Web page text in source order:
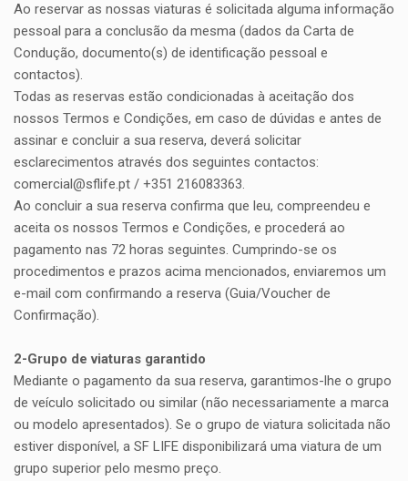
Ao reservar as nossas viaturas é solicitada alguma informação
pessoal para a conclusão da mesma (dados da Carta de
Condução, documento(s) de identificação pessoal e
contactos).
Todas as reservas estão condicionadas à aceitação dos
nossos Termos e Condições, em caso de dúvidas e antes de
assinar e concluir a sua reserva, deverá solicitar
esclarecimentos através dos seguintes contactos:
comercial@sflife.pt / +351 216083363.
Ao concluir a sua reserva confirma que leu, compreendeu e
aceita os nossos Termos e Condições, e procederá ao
pagamento nas 72 horas seguintes. Cumprindo-se os
procedimentos e prazos acima mencionados, enviaremos um
e-mail com confirmando a reserva (Guia/Voucher de
Confirmação).
2-Grupo de viaturas garantido
Mediante o pagamento da sua reserva, garantimos-lhe o grupo
de veículo solicitado ou similar (não necessariamente a marca
ou modelo apresentados). Se o grupo de viatura solicitada não
estiver disponível, a SF LIFE disponibilizará uma viatura de um
grupo superior pelo mesmo preço.